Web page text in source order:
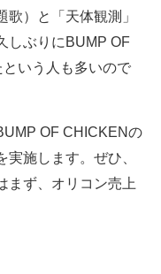
）と「天体観測」
しぶりにBUMP OF
いう人も多いので
OF CHICKENの
施します。ぜひ、
ず、オリコン売上